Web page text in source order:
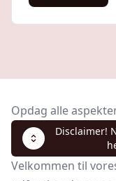
Opdag alle
Disclaimer!
Velkommen til